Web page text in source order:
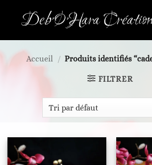
Accueil / Produits identifiés
FILTRER